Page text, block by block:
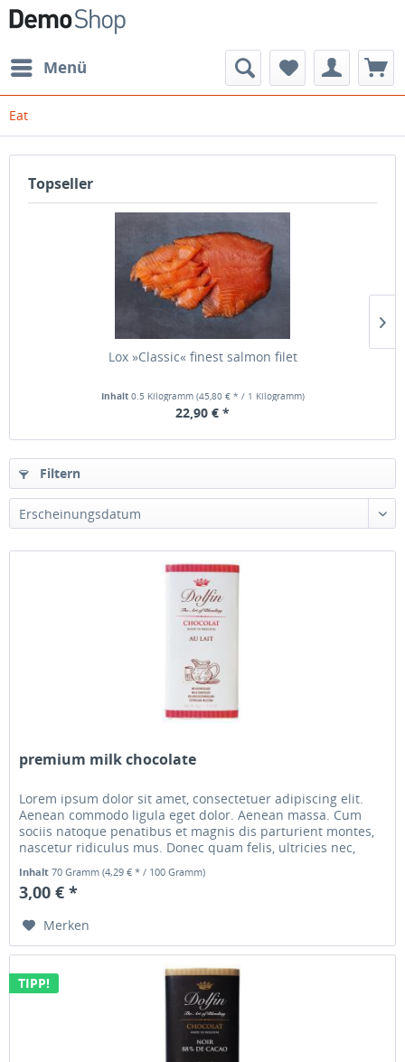
Menü
Eat
Topseller
Lox »Classic« finest salmon filet
Inhalt 0.5 Kilogramm (45,80 € * / 1 Kilogramm)
22,90 € *
Filtern
premium milk chocolate
Lorem ipsum dolor sit amet, consectetuer adipiscing elit.
Aenean commodo ligula eget dolor. Aenean massa. Cum
sociis natoque penatibus et magnis dis parturient montes,
nascetur ridiculus mus. Donec quam felis, ultricies nec,
pellentesque...
Inhalt70 Gramm(4,29 € * / 100 Gramm)
3,00 € *
Merken
TIPP!